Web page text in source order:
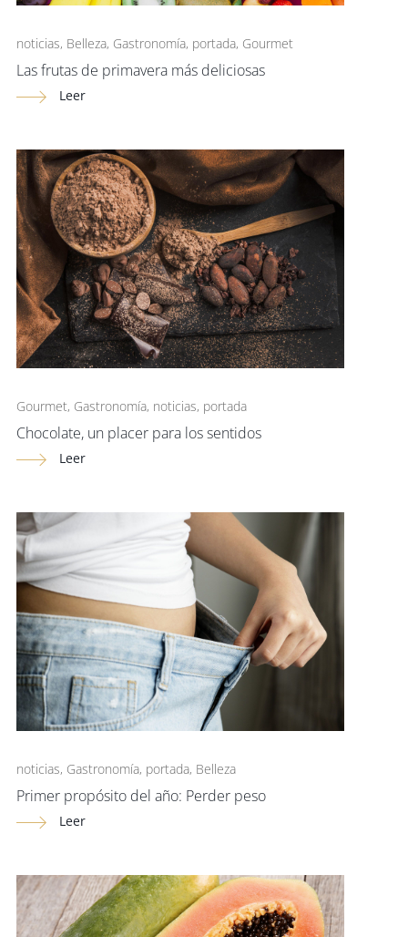
noticias, Belleza, Gastronomía, portada, Gourmet
Las frutas de primavera más deliciosas
Leer
Gourmet, Gastronomía, noticias, portada
Chocolate, un placer para los sentidos
Leer
noticias, Gastronomía, portada, Belleza
Primer propósito del año: Perder peso
Leer